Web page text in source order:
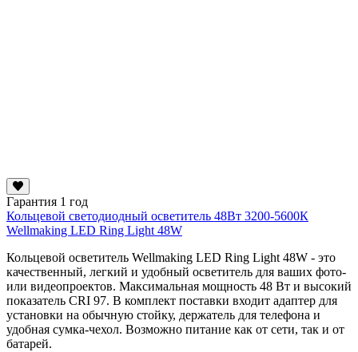
Гарантия 1 год
Кольцевой светодиодный осветитель 48Вт 3200-5600К
Wellmaking LED Ring Light 48W
Кольцевой осветитель Wellmaking LED Ring Light 48W - это
качественный, легкий и удобный осветитель для ваших фото-
или видеопроектов. Максимальная мощность 48 Вт и высокий
показатель CRI 97. В комплект поставки входит адаптер для
установки на обычную стойку, держатель для телефона и
удобная сумка-чехол. Возможно питание как от сети, так и от
батарей.